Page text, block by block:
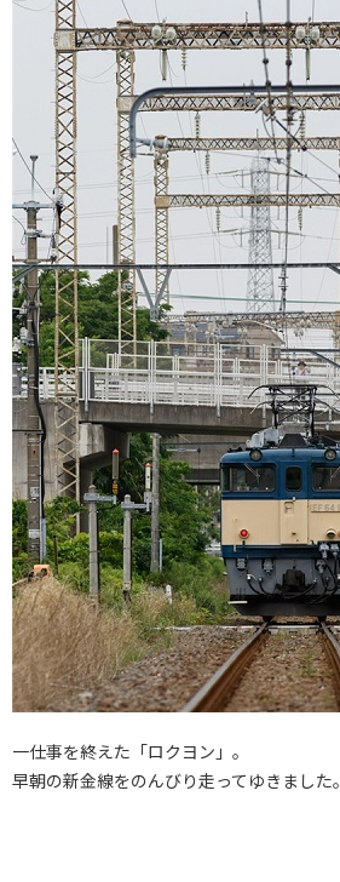
一仕事を終えた「ロクヨン」。
早朝の新金線をのんびり走ってゆきました。